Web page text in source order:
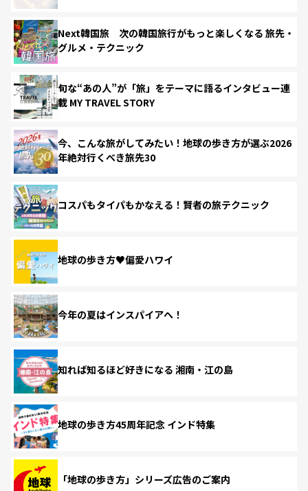
Next韓国旅 次の韓国旅行がもっと楽しくなる 旅先・
グルメ・テクニック
旬な“あの人”が「旅」をテーマに語るインタビュー連
載 MY TRAVEL STORY
今、こんな旅がしてみたい！地球の歩き方が選ぶ2026
年絶対行くべき旅先30
コスパもタイパもかなえる！賢者の旅テクニック
地球の歩き方♥偏愛ハワイ
今年の夏はインスパイアへ！
知れば知るほど好きになる 湘南・江の島
地球の歩き方45周年記念 インド特集
「地球の歩き方」シリーズ広告のご案内